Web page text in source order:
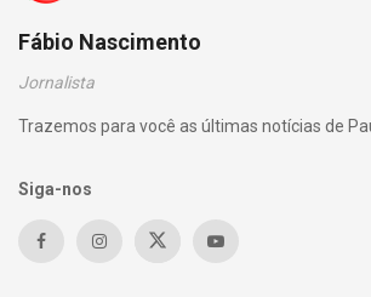
Fábio Nascimento
Jornalista
Trazemos para você as últimas notícias de
Siga-nos